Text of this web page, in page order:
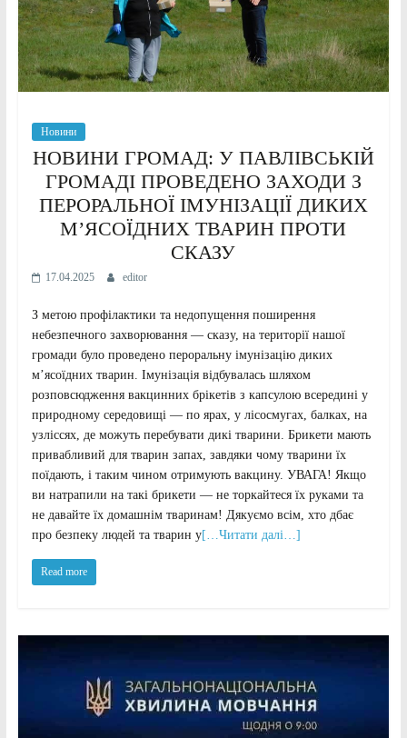
Новини
НОВИНИ ГРОМАД: У ПАВЛІВСЬКІЙ
ГРОМАДІ ПРОВЕДЕНО ЗАХОДИ З
ПЕРОРАЛЬНОЇ ІМУНІЗАЦІЇ ДИКИХ
М’ЯСОЇДНИХ ТВАРИН ПРОТИ
СКАЗУ
17.04.2025 editor
З метою профілактики та недопущення поширення
небезпечного захворювання — сказу, на території нашої
громади було проведено пероральну імунізацію диких
м’ясоїдних тварин. Імунізація відбувалась шляхом
розповсюдження вакцинних брікетів з капсулою всередині у
природному середовищі — по ярах, у лісосмугах, балках, на
узліссях, де можуть перебувати дикі тварини. Брикети мають
привабливий для тварин запах, завдяки чому тварини їх
поїдають, і таким чином отримують вакцину. УВАГА! Якщо
ви натрапили на такі брикети — не торкайтеся їх руками та
не давайте їх домашнім тваринам! Дякуємо всім, хто дбає
про безпеку людей та тварин у[…Читати далі…]
Read more